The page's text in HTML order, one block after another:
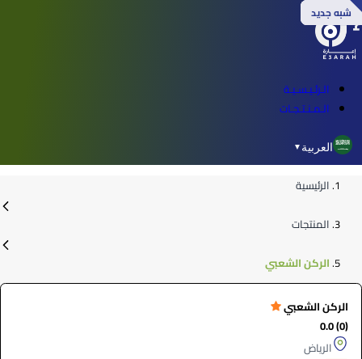
الـرئـيـسـيـة
الـمـنـتـجـات
العربية ▼
الرئيسية
المنتجات
الركن الشعبي
الركن الشعبي
(0) 0.0
الرياض
شبه جديد
شبه جديد
شبه جديد
شبه جديد